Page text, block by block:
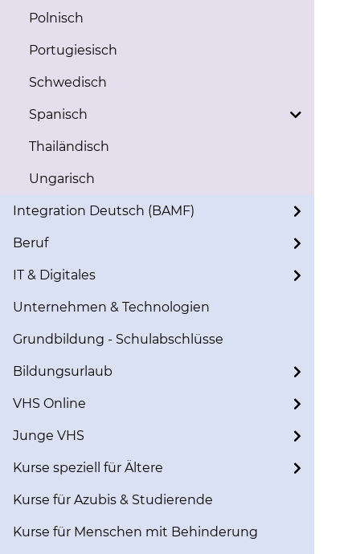
Polnisch
Portugiesisch
Schwedisch
Spanisch
Thailändisch
Ungarisch
Integration Deutsch (BAMF)
Beruf
IT & Digitales
Unternehmen & Technologien
Grundbildung - Schulabschlüsse
Bildungsurlaub
VHS Online
Junge VHS
Kurse speziell für Ältere
Kurse für Azubis & Studierende
Kurse für Menschen mit Behinderung